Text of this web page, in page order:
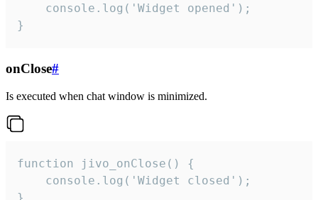
    console.log('Widget opened');
}
onClose#
Is executed when chat window is minimized.
function jivo_onClose() {
    console.log('Widget closed');